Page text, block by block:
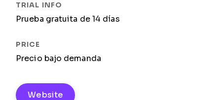
Prueba gratuita de 14 días
Precio bajo demanda
Website